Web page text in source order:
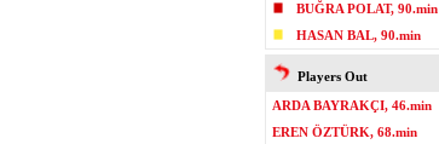
BUĞRA POLAT, 90.min
HASAN BAL, 90.min
Players Out
ARDA BAYRAKÇI, 46.min
EREN ÖZTÜRK, 68.min